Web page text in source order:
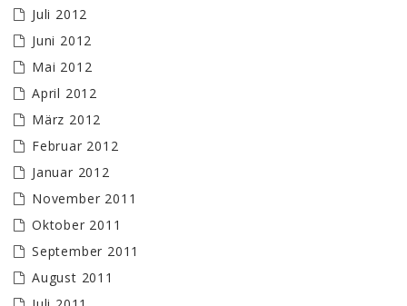
Juli 2012
Juni 2012
Mai 2012
April 2012
März 2012
Februar 2012
Januar 2012
November 2011
Oktober 2011
September 2011
August 2011